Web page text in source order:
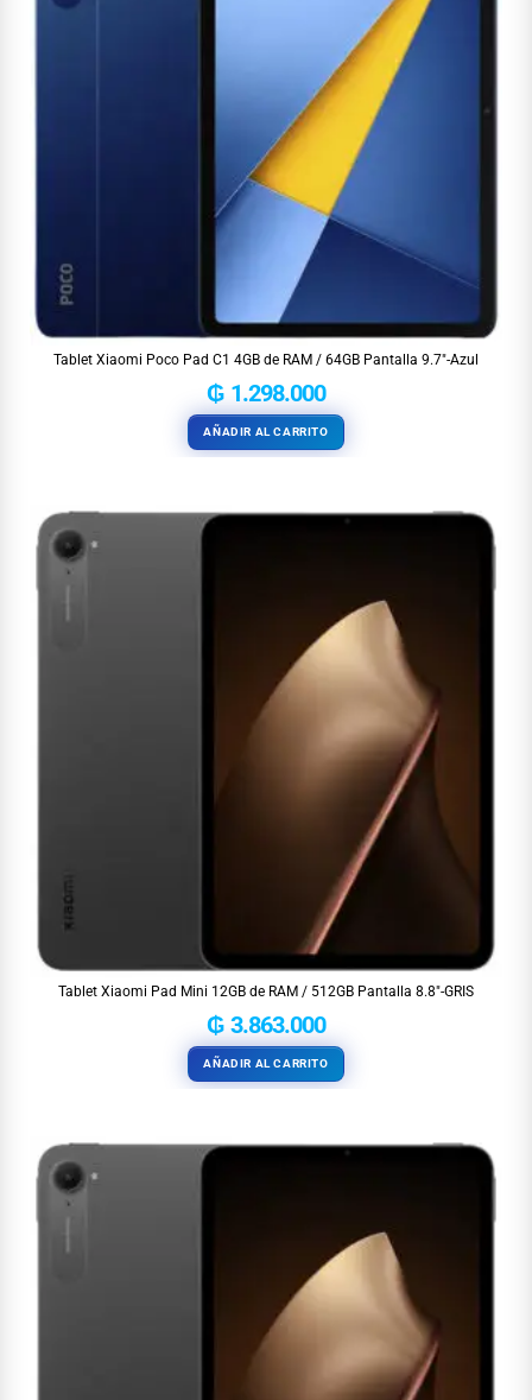
Tablet Xiaomi Poco Pad C1 4GB de RAM / 64GB Pantalla 9.7″-Azul
₲ 1.298.000
AÑADIR AL CARRITO
Tablet Xiaomi Pad Mini 12GB de RAM / 512GB Pantalla 8.8″-GRIS
₲ 3.863.000
AÑADIR AL CARRITO